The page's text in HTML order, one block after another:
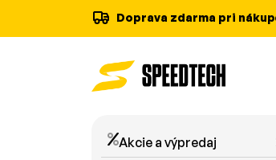
Doprava zdarma pri
Akcie a výpredaj